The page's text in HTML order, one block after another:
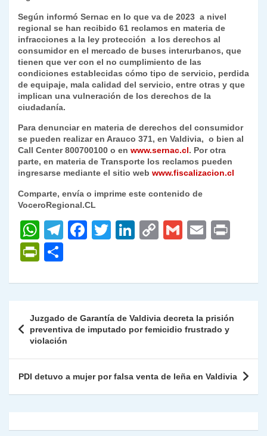
Según informó Sernac en lo que va de 2023 a nivel
regional se han recibido 61 reclamos en materia de
infracciones a la ley protección a los derechos al
consumidor en el mercado de buses interurbanos, que
tienen que ver con el no cumplimiento de las
condiciones establecidas cómo tipo de servicio, perdida
de equipaje, mala calidad del servicio, entre otras y que
implican una vulneración de los derechos de la
ciudadanía.
Para denunciar en materia de derechos del consumidor
se pueden realizar en Arauco 371, en Valdivia, o bien al
Call Center 800700100 o en www.sernac.cl. Por otra
parte, en materia de Transporte los reclamos pueden
ingresarse mediante el sitio web www.fiscalizacion.cl
Comparte, envía o imprime este contenido de
VoceroRegional.CL
W
h
at
s
p
p
T
gr
m
F
e
o
k
T
er
Li
e
n
C
y
n
G
l
E
l
P
nt
Fr
ie
n
dl
y
m
p
ar
tir
de
entradas
Juzgado de Garantía de Valdivia decreta la prisión
preventiva de imputado por femicidio frustrado y
violación
PDI detuvo a mujer por falsa venta de leña en Valdivia